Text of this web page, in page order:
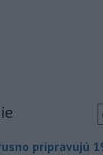
pripravujú